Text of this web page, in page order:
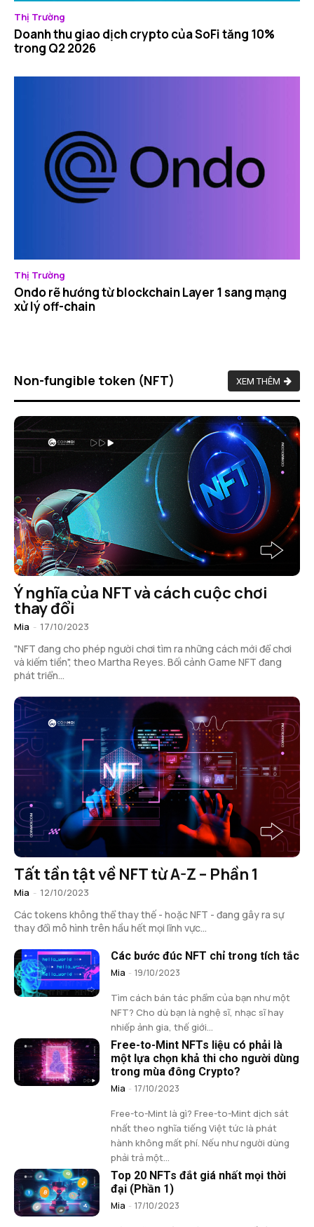
Thị Trường
Doanh thu giao dịch crypto của SoFi tăng 10%
trong Q2 2026
Thị Trường
Ondo rẽ hướng từ blockchain Layer 1 sang mạng
xử lý off-chain
Non-fungible token (NFT) XEM THÊM
Ý nghĩa của NFT và cách cuộc chơi
thay đổi
Mia - 17/10/2023
"NFT đang cho phép người chơi tìm ra những cách mới để chơi
và kiếm tiền", theo Martha Reyes. Bối cảnh Game NFT đang
phát triển...
Tất tần tật về NFT từ A-Z – Phần 1
Mia - 12/10/2023
Các tokens không thể thay thế - hoặc NFT - đang gây ra sự
thay đổi mô hình trên hầu hết mọi lĩnh vực...
Các bước đúc NFT chỉ trong tích tắc
Mia - 19/10/2023
Tìm cách bán tác phẩm của bạn như một
NFT? Cho dù bạn là nghệ sĩ, nhạc sĩ hay
nhiếp ảnh gia, thế giới...
Free-to-Mint NFTs liệu có phải là
một lựa chọn khả thi cho người dùng
trong mùa đông Crypto?
Mia - 17/10/2023
Free-to-Mint là gì? Free-to-Mint dịch sát
nhất theo nghĩa tiếng Việt tức là phát
hành không mất phí. Nếu như người dùng
phải trả một...
Top 20 NFTs đắt giá nhất mọi thời
đại (Phần 1)
Mia - 17/10/2023